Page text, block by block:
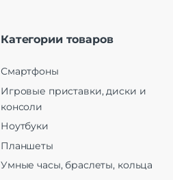
Категории товаров
Смартфоны
Игровые приставки, диски и
консоли
Ноутбуки
Планшеты
Умные часы, браслеты, кольца